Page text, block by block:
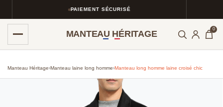
PAIEMENT SÉCURISÉ
MANTEAU HÉRITAGE 0
Manteau Héritage›Manteau laine long homme›Manteau long homme laine croisé chic